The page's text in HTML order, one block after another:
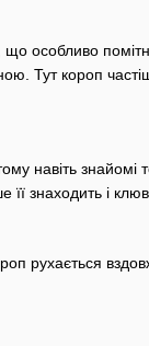
особливо
короп
знайомі
знаходить і